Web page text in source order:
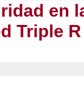
en
Triple